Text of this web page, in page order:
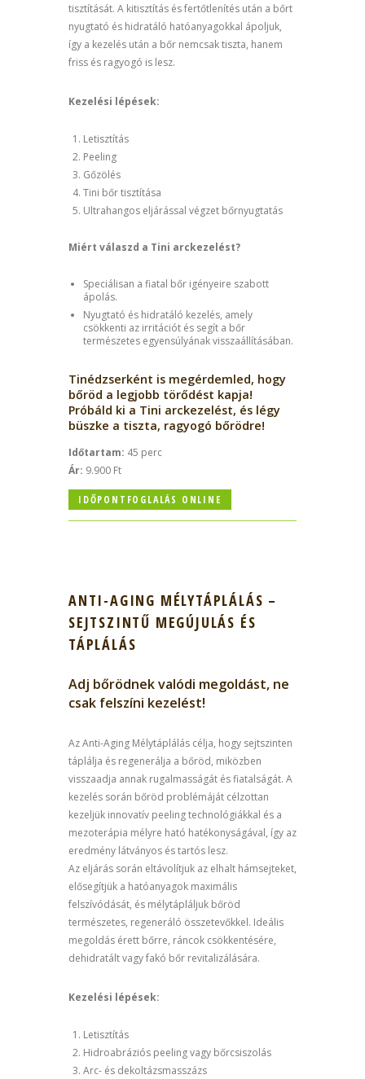
tisztítását. A kitisztítás és fertőtlenítés után a bőrt
nyugtató és hidratáló hatóanyagokkal ápoljuk,
így a kezelés után a bőr nemcsak tiszta, hanem
friss és ragyogó is lesz.
Kezelési lépések:
Letisztítás
Peeling
Gőzölés
Tini bőr tisztítása
Ultrahangos eljárással végzet bőrnyugtatás
Miért válaszd a Tini arckezelést?
Speciálisan a fiatal bőr igényeire szabott
ápolás.
Nyugtató és hidratáló kezelés, amely
csökkenti az irritációt és segít a bőr
természetes egyensúlyának visszaállításában.
Tinédzserként is megérdemled, hogy
bőröd a legjobb törődést kapja!
Próbáld ki a Tini arckezelést, és légy
büszke a tiszta, ragyogó bőrödre!
Időtartam: 45 perc
Ár: 9.900 Ft
IDŐPONTFOGLALÁS ONLINE
ANTI-AGING MÉLYTÁPLÁLÁS –
SEJTSZINTŰ MEGÚJULÁS ÉS
TÁPLÁLÁS
Adj bőrödnek valódi megoldást, ne
csak felszíni kezelést!
Az Anti-Aging Mélytáplálás célja, hogy sejtszinten
táplálja és regenerálja a bőröd, miközben
visszaadja annak rugalmasságát és fiatalságát. A
kezelés során bőröd problémáját célzottan
kezeljük innovatív peeling technológiákkal és a
mezoterápia mélyre ható hatékonyságával, így az
eredmény látványos és tartós lesz.
Az eljárás során eltávolítjuk az elhalt hámsejteket,
elősegítjük a hatóanyagok maximális
felszívódását, és mélytápláljuk bőröd
természetes, regeneráló összetevőkkel. Ideális
megoldás érett bőrre, ráncok csökkentésére,
dehidratált vagy fakó bőr revitalizálására.
Kezelési lépések:
Letisztítás
Hidroabráziós peeling vagy bőrcsiszolás
Arc- és dekoltázsmasszázs